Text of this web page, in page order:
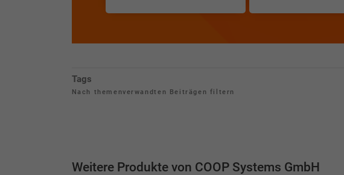
Tags
Nach themenverwandten Beiträgen filtern
Weitere Produkte von COOP Systems GmbH